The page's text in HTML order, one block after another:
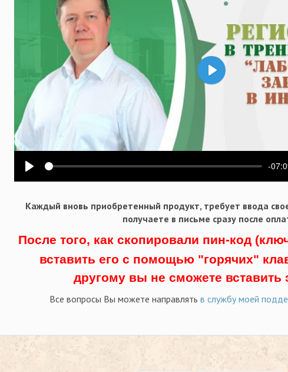
Воспроизвести
-
Воспроизвести
Каждый вновь приобретенный продукт, требует ввода
получаете в письме сразу после
После того, как скопировали пин-код
вставить его с помощью "горячих"
другому вы не сможете вставить
Все вопросы Вы можете направлять в службу моей